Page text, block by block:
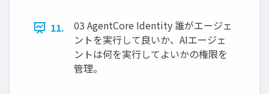
11.
03 AgentCore Identity 誰がエージェ
ントを実行して良いか、AIエージェ
ントは何を実行してよいかの権限を
管理。